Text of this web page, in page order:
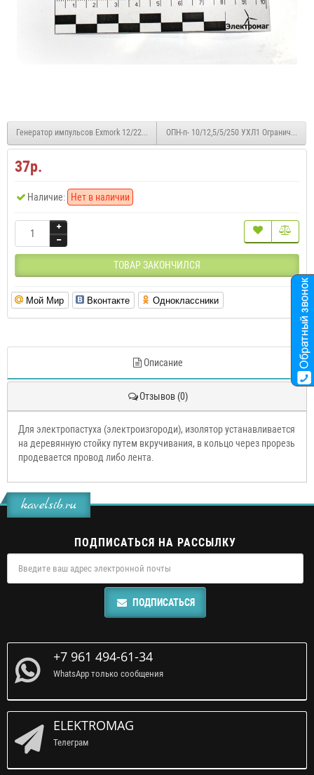
Генератор импульсов Exmork 12/220В 9КВ 0.5 Дж 5 км
ОПН-п- 10/12,5/5/250 УХЛ1 Ограничитель
37р.
Наличие: Нет в наличии
ТОВАР ЗАКОНЧИЛСЯ
Мой Мир Вконтакте Одноклассники
Описание
Отзывов (0)
Для электропастуха (электроизгороди), изолятор устанавливается
на деревянную стойку путем вкручивания, в кольцо через прорезь
продевается провод либо лента.
kavelsib.ru
ПОДПИСАТЬСЯ НА РАССЫЛКУ
ПОДПИСАТЬСЯ
+7 961 494-61-34
WhatsApp только сообщения
ELEKTROMAG
Телеграм